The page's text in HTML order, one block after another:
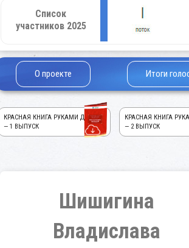
Список
участников 2025
О проекте Итоги
КРАСНАЯ КНИГА РУКАМИ ДЕТЕЙ!
— 1 ВЫПУСК
КРАСНАЯ КНИГА
— 2 ВЫПУСК
Шишигина
Владислава